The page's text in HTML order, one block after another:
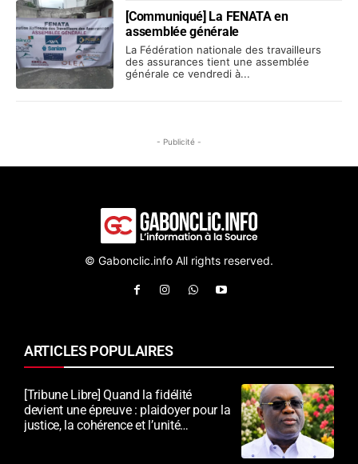
[Communiqué] La FENATA en
assemblée générale
La Fédération nationale des travailleurs
des assurances tient une assemblée
générale ce vendredi à...
- Publicité -
© Gabonclic.info All rights reserved.
ARTICLES POPULAIRES
[Tribune Libre] Quand la fidélité
devient une épreuve : plaidoyer pour la
justice, la cohérence et l’unité